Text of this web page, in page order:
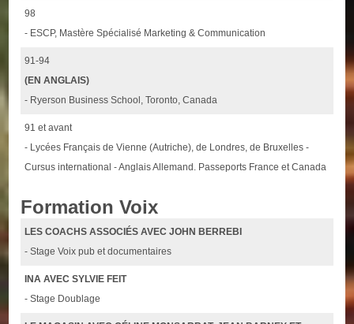
98
- ESCP, Mastère Spécialisé Marketing & Communication
91-94
(EN ANGLAIS)
- Ryerson Business School, Toronto, Canada
91 et avant
- Lycées Français de Vienne (Autriche), de Londres, de Bruxelles -
Cursus international - Anglais Allemand. Passeports France et Canada
Formation Voix
LES COACHS ASSOCIÉS AVEC JOHN BERREBI
- Stage Voix pub et documentaires
INA AVEC SYLVIE FEIT
- Stage Doublage